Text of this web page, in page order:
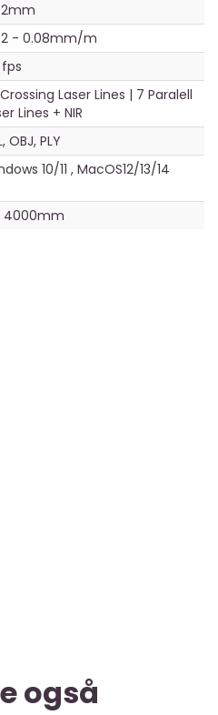
- 0.08mm/m
Laser Lines | 7 Paralell
Lines + NIR
OBJ, PLY
10/11 , MacOS12/13/14
4000mm
også